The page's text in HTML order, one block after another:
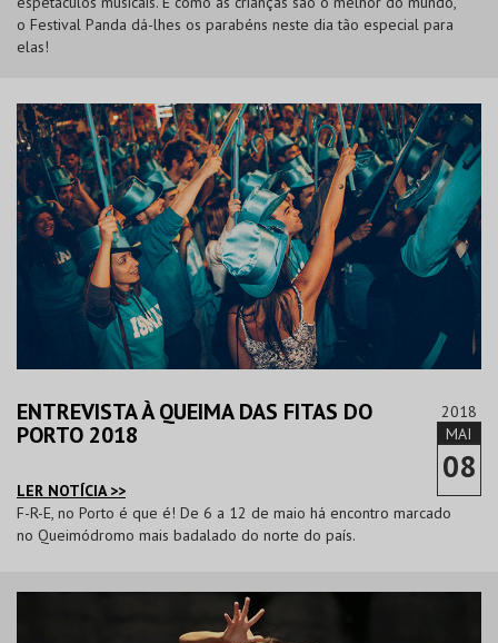
o Festival Panda dá-lhes os parabéns neste dia tão especial para
elas!
ENTREVISTA À QUEIMA DAS FITAS DO
PORTO 2018
LER NOTÍCIA >>
2018
MAI
08
F-R-E, no Porto é que é! De 6 a 12 de maio há encontro marcado
no Queimódromo mais badalado do norte do país.